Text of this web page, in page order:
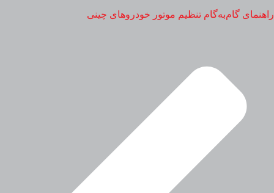
راهنمای گام‌به‌گام تنظیم موتور خودروهای چینی